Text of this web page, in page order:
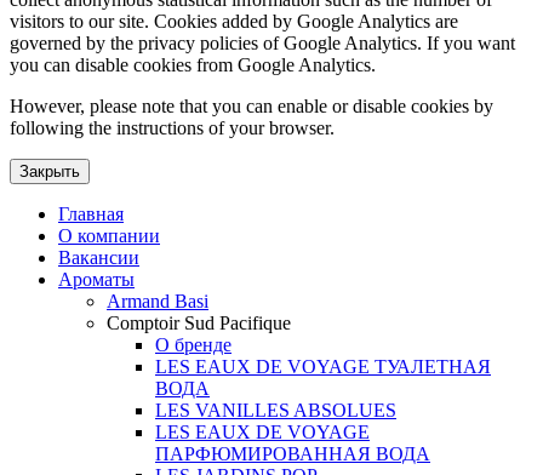
visitors to our site. Cookies added by Google Analytics are
governed by the privacy policies of Google Analytics. If you want
you can disable cookies from Google Analytics.
However, please note that you can enable or disable cookies by
following the instructions of your browser.
Закрыть
Главная
О компании
Вакансии
Ароматы
Armand Basi
Comptoir Sud Pacifique
О бренде
LES EAUX DE VOYAGE ТУАЛЕТНАЯ
ВОДА
LES VANILLES ABSOLUES
LES EAUX DE VOYAGE
ПАРФЮМИРОВАННАЯ ВОДА